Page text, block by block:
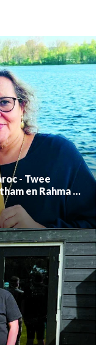
- Twee
en Rahma el